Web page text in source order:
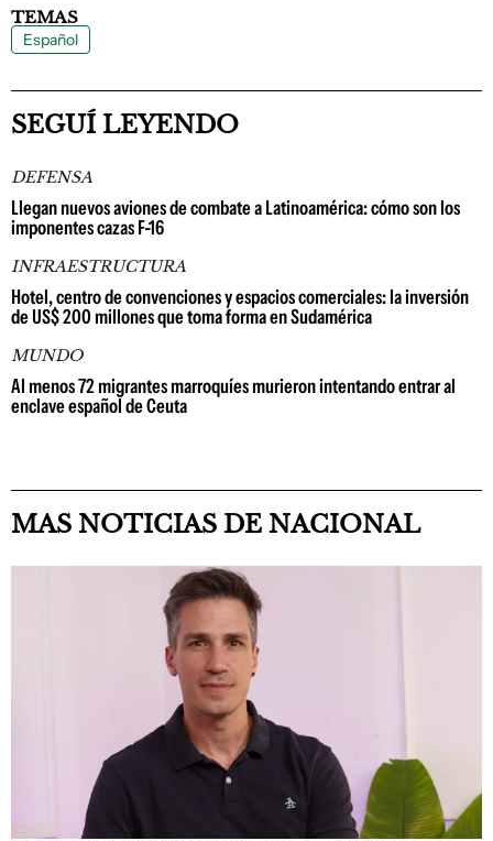
TEMAS
Español
SEGUÍ LEYENDO
DEFENSA
Llegan nuevos aviones de combate a Latinoamérica: cómo son los
imponentes cazas F-16
INFRAESTRUCTURA
Hotel, centro de convenciones y espacios comerciales: la inversión
de US$ 200 millones que toma forma en Sudamérica
MUNDO
Al menos 72 migrantes marroquíes murieron intentando entrar al
enclave español de Ceuta
MAS NOTICIAS DE NACIONAL